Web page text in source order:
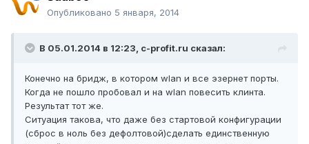
Опубликовано 5 января, 2014
В 05.01.2014 в 12:23, c-profit.ru сказал:
Конечно на бридж, в котором wlan и все эзернет порты.
Когда не пошло пробовал и на wlan повесить клинта.
Результат тот же.
Ситуация такова, что даже без стартовой конфигурации
(сброс в ноль без дефолтовой)сделать единственную